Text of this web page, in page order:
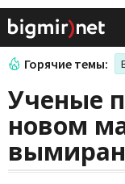
Горячие темы:
Ученые
новом